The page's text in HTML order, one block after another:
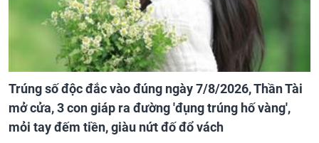
Trúng số độc đắc vào đúng ngày 7/8/2026, Thần Tài
mở cửa, 3 con giáp ra đường 'đụng trúng hố vàng',
mỏi tay đếm tiền, giàu nứt đố đổ vách